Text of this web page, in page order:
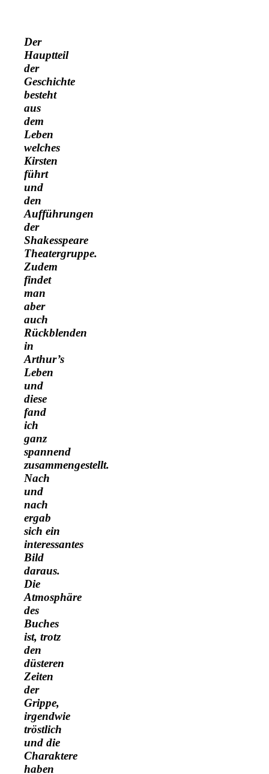
Der
Hauptteil
der
Geschichte
besteht
aus
dem
Leben
welches
Kirsten
führt
und
den
Aufführungen
der
Shakesspeare
Theatergruppe.
Zudem
findet
man
aber
auch
Rückblenden
in
Arthur’s
Leben
und
diese
fand
ich
ganz
spannend
zusammengestellt.
Nach
und
nach
ergab
sich ein
interessantes
Bild
daraus.
Die
Atmosphäre
des
Buches
ist, trotz
den
düsteren
Zeiten
der
Grippe,
irgendwie
tröstlich
und die
Charaktere
haben